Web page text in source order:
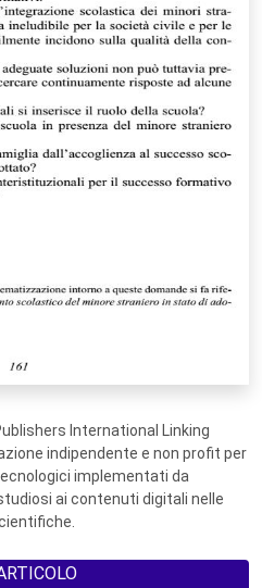
International Linking
indipendente e non profit per
implementati da
ai contenuti digitali nelle